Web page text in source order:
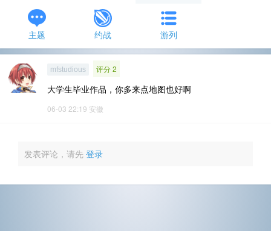
主题 约战 游列
mfstudious 评分 2
大学生毕业作品，你多来点地图也好啊
06-03 22:19 安徽
发表评论，请先 登录